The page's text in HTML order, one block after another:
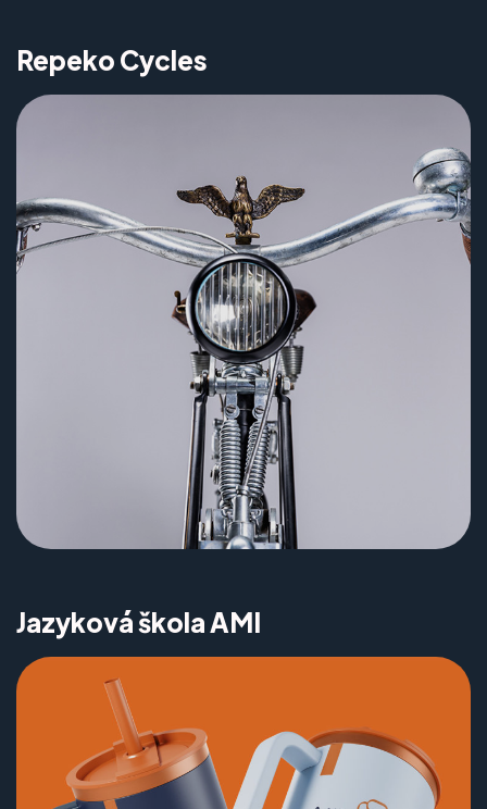
Repeko Cycles
Jazyková škola AMI